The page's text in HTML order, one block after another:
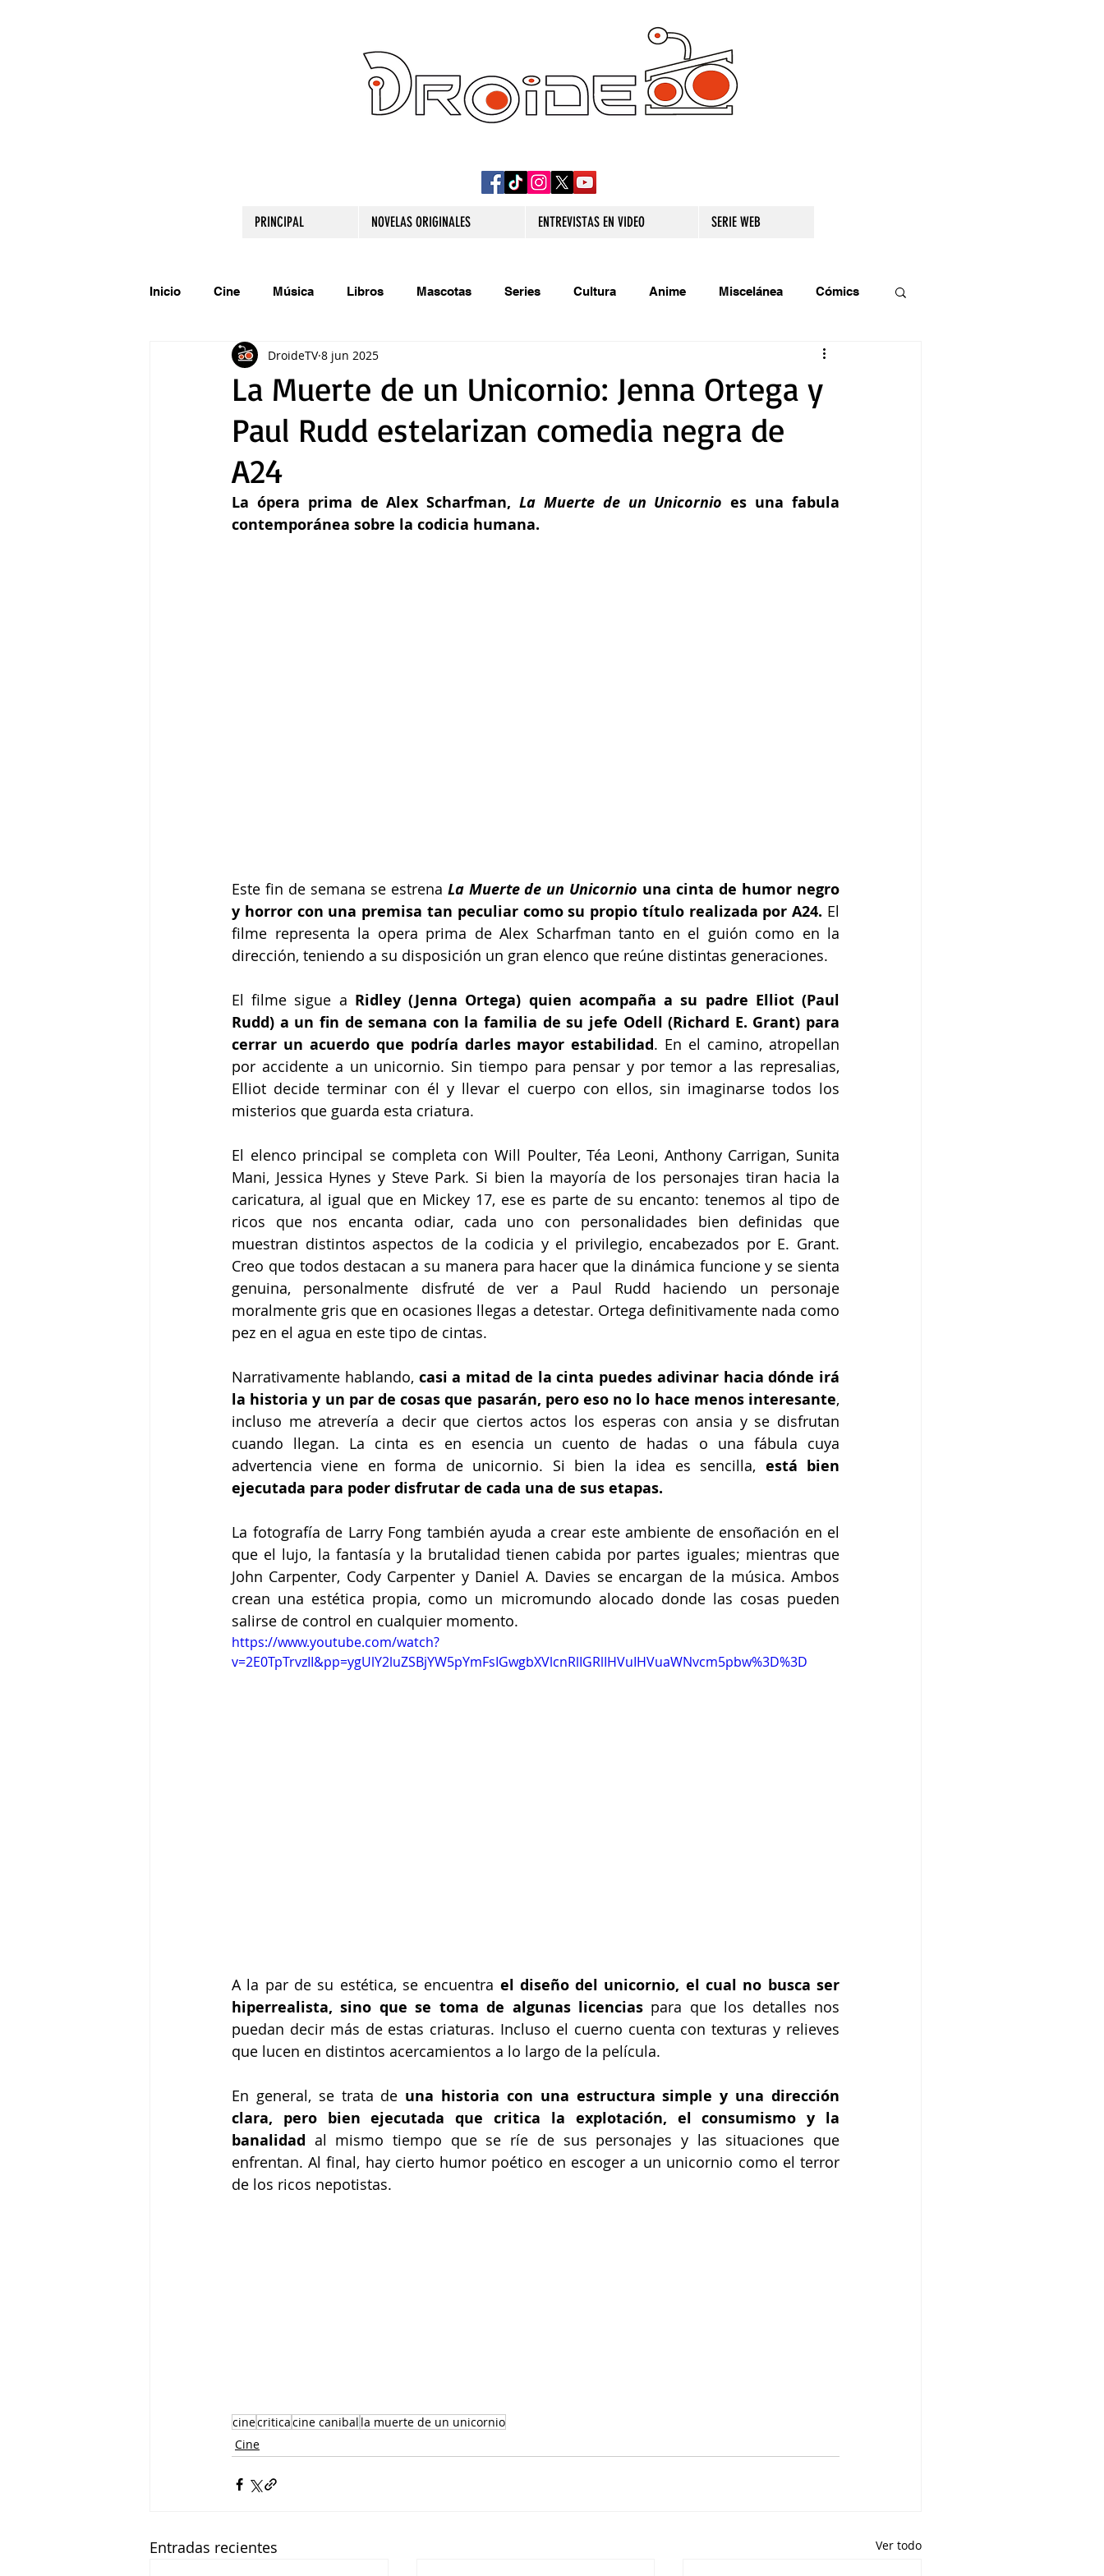
PRINCIPAL NOVELAS ORIGINALES ENTREVISTAS EN VIDEO SERIE WEB
Inicio Cine Música Libros Mascotas Series Cultura Anime Miscelánea Cómics
Comparte tu talento Relatos originales
Gastronomía Tecnología
La Muerte de un Unicornio: Jenna Ortega y
Paul Rudd estelarizan comedia negra de
A24
DroideTV 8 jun 2025
La ópera prima de Alex Scharfman, La Muerte de un Unicornio es una fabula
contemporánea sobre la codicia humana.
Este fin de semana se estrena La Muerte de un Unicornio una cinta de humor negro
y horror con una premisa tan peculiar como su propio título realizada por A24. El
filme representa la opera prima de Alex Scharfman tanto en el guión como en la
dirección, teniendo a su disposición un gran elenco que reúne distintas generaciones.
El filme sigue a Ridley (Jenna Ortega) quien acompaña a su padre Elliot (Paul
Rudd) a un fin de semana con la familia de su jefe Odell (Richard E. Grant) para
cerrar un acuerdo que podría darles mayor estabilidad. En el camino, atropellan
por accidente a un unicornio. Sin tiempo para pensar y por temor a las represalias,
Elliot decide terminar con él y llevar el cuerpo con ellos, sin imaginarse todos los
misterios que guarda esta criatura.
El elenco principal se completa con Will Poulter, Téa Leoni, Anthony Carrigan, Sunita
Mani, Jessica Hynes y Steve Park. Si bien la mayoría de los personajes tiran hacia la
caricatura, al igual que en Mickey 17, ese es parte de su encanto: tenemos al tipo de
ricos que nos encanta odiar, cada uno con personalidades bien definidas que
muestran distintos aspectos de la codicia y el privilegio, encabezados por E. Grant.
Creo que todos destacan a su manera para hacer que la dinámica funcione y se sienta
genuina, personalmente disfruté de ver a Paul Rudd haciendo un personaje
moralmente gris que en ocasiones llegas a detestar. Ortega definitivamente nada como
pez en el agua en este tipo de cintas.
Narrativamente hablando, casi a mitad de la cinta puedes adivinar hacia dónde irá
la historia y un par de cosas que pasarán, pero eso no lo hace menos interesante,
incluso me atrevería a decir que ciertos actos los esperas con ansia y se disfrutan
cuando llegan. La cinta es en esencia un cuento de hadas o una fábula cuya
advertencia viene en forma de unicornio. Si bien la idea es sencilla, está bien
ejecutada para poder disfrutar de cada una de sus etapas.
La fotografía de Larry Fong también ayuda a crear este ambiente de ensoñación en el
que el lujo, la fantasía y la brutalidad tienen cabida por partes iguales; mientras que
John Carpenter, Cody Carpenter y Daniel A. Davies se encargan de la música. Ambos
crean una estética propia, como un micromundo alocado donde las cosas pueden
salirse de control en cualquier momento.
https://www.youtube.com/watch?
v=2E0TpTrvzII&pp=ygUlY2luZSBjYW5pYmFsIGwgbXVlcnRlIGRlIHVuIHVuaWNvcm5pbw%3D%3D
A la par de su estética, se encuentra el diseño del unicornio, el cual no busca ser
hiperrealista, sino que se toma de algunas licencias para que los detalles nos
puedan decir más de estas criaturas. Incluso el cuerno cuenta con texturas y relieves
que lucen en distintos acercamientos a lo largo de la película.
En general, se trata de una historia con una estructura simple y una dirección
clara, pero bien ejecutada que critica la explotación, el consumismo y la
banalidad al mismo tiempo que se ríe de sus personajes y las situaciones que
enfrentan. Al final, hay cierto humor poético en escoger a un unicornio como el terror
de los ricos nepotistas.
cinecriticacine canibal la muerte de un unicornio
Cine
Entradas recientes Ver todo